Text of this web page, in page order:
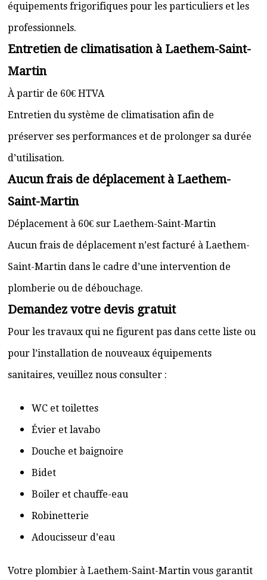
équipements frigorifiques pour les particuliers et les
professionnels.
Entretien de climatisation à Laethem-Saint-
Martin
À partir de 60€ HTVA
Entretien du système de climatisation afin de
préserver ses performances et de prolonger sa durée
d’utilisation.
Aucun frais de déplacement à Laethem-
Saint-Martin
Déplacement à 60€ sur Laethem-Saint-Martin
Aucun frais de déplacement n’est facturé à Laethem-
Saint-Martin dans le cadre d’une intervention de
plomberie ou de débouchage.
Demandez votre devis gratuit
Pour les travaux qui ne figurent pas dans cette liste ou
pour l’installation de nouveaux équipements
sanitaires, veuillez nous consulter :
WC et toilettes
Évier et lavabo
Douche et baignoire
Bidet
Boiler et chauffe-eau
Robinetterie
Adoucisseur d’eau
Votre plombier à Laethem-Saint-Martin vous garantit